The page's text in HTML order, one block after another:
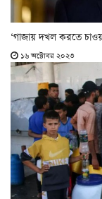
‘গাজায় দখল করতে
১৬ অক্টোবর ২০২৩